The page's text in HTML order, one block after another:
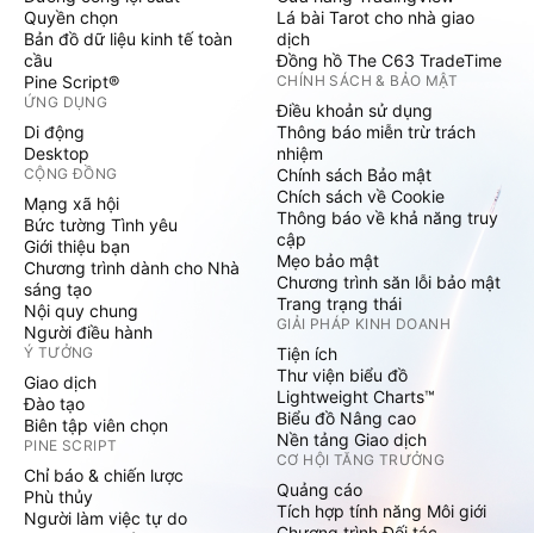
Quyền chọn
Bản đồ dữ liệu kinh tế toàn
cầu
Pine Script®
ỨNG DỤNG
Di động
Desktop
CỘNG ĐỒNG
Mạng xã hội
Bức tường Tình yêu
Giới thiệu bạn
Chương trình dành cho Nhà
sáng tạo
Nội quy chung
Người điều hành
Ý TƯỞNG
Giao dịch
Đào tạo
Biên tập viên chọn
PINE SCRIPT
Chỉ báo & chiến lược
Phù thủy
Người làm việc tự do
Lá bài Tarot cho nhà giao
dịch
Đồng hồ The C63 TradeTime
CHÍNH SÁCH & BẢO MẬT
Điều khoản sử dụng
Thông báo miễn trừ trách
nhiệm
Chính sách Bảo mật
Chích sách về Cookie
Thông báo về khả năng truy
cập
Mẹo bảo mật
Chương trình săn lỗi bảo mật
Trang trạng thái
GIẢI PHÁP KINH DOANH
Tiện ích
Thư viện biểu đồ
Lightweight Charts™
Biểu đồ Nâng cao
Nền tảng Giao dịch
CƠ HỘI TĂNG TRƯỞNG
Quảng cáo
Tích hợp tính năng Môi giới